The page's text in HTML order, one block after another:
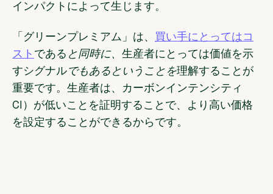
インパクトによって生じます。
「グリーンプレミアム」は、
買い手にとってはコ
スト である と同時に、 生産者にとっては価値を示
すシグナルでもあるということを理解することが
重要です。生産者は、カーボンインテンシティ
CI）が低いことを証明することで、より高い価格
を設定することができるからです。